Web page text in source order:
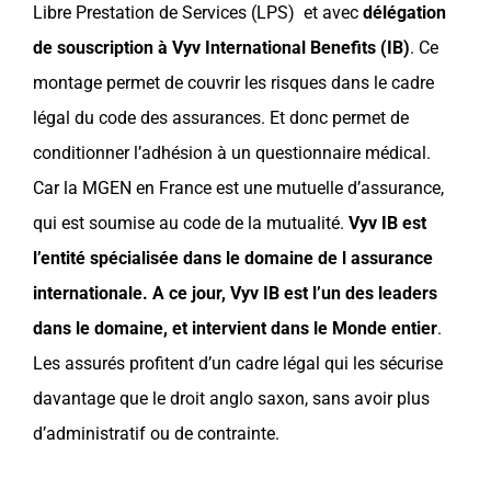
Libre Prestation de Services (LPS) et avec délégation
de souscription à Vyv International Benefits (IB). Ce
montage permet de couvrir les risques dans le cadre
légal du code des assurances. Et donc permet de
conditionner l’adhésion à un questionnaire médical.
Car la MGEN en France est une mutuelle d’assurance,
qui est soumise au code de la mutualité. Vyv IB est
l’entité spécialisée dans le domaine de l assurance
internationale. A ce jour, Vyv IB est l’un des leaders
dans le domaine, et intervient dans le Monde entier.
Les assurés profitent d’un cadre légal qui les sécurise
davantage que le droit anglo saxon, sans avoir plus
d’administratif ou de contrainte.